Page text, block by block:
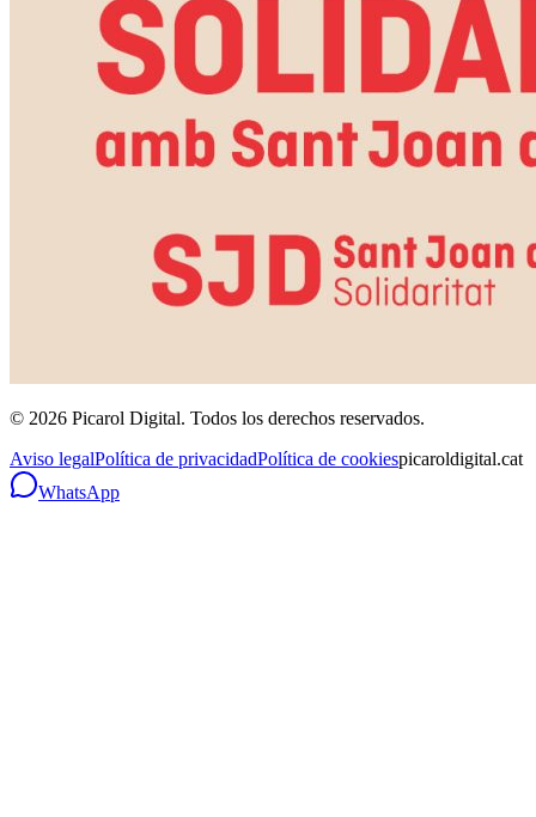
© 2026 Picarol Digital. Todos los derechos reservados.
Aviso legalPolítica de privacidadPolítica de cookiespicaroldigital.cat
WhatsApp